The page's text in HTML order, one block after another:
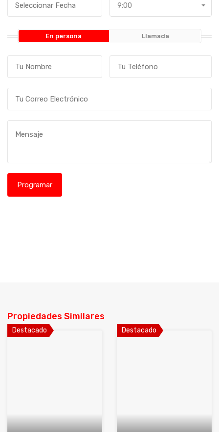
9:00
En persona Llamada
Propiedades Similares
Destacado Destacado